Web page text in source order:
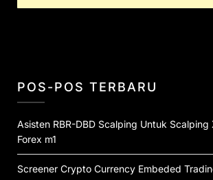
POS-POS TERBARU
Asisten RBR-DBD Scalping Untuk Scalping
Forex m1
Screener Crypto Currency Embeded